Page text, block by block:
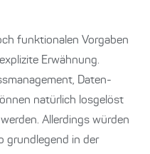
funktionalen Vorgaben
Erwähnung.
Daten-
natürlich losgelöst
Allerdings würden
grundlegend in der